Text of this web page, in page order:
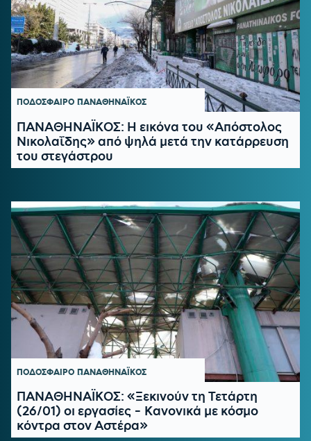
ΠΟΔΟΣΦΑΙΡΟ ΠΑΝΑΘΗΝΑΪΚΟΣ
ΠΑΝΑΘΗΝΑΪΚΟΣ: Η εικόνα του «Απόστολος
Νικολαΐδης» από ψηλά μετά την κατάρρευση
του στεγάστρου
ΠΟΔΟΣΦΑΙΡΟ ΠΑΝΑΘΗΝΑΪΚΟΣ
ΠΑΝΑΘΗΝΑΪΚΟΣ: «Ξεκινούν τη Τετάρτη
(26/01) οι εργασίες - Κανονικά με κόσμο
κόντρα στον Αστέρα»